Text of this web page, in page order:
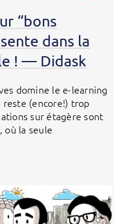
“bons
dans la
! — Didask
domine le e-learning
(encore!) trop
sur étagère sont
où la seule